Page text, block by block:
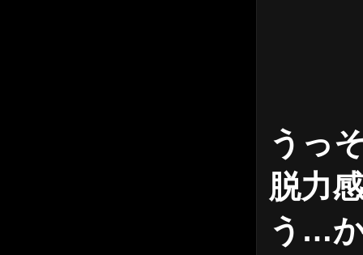
うっ
脱力
う…